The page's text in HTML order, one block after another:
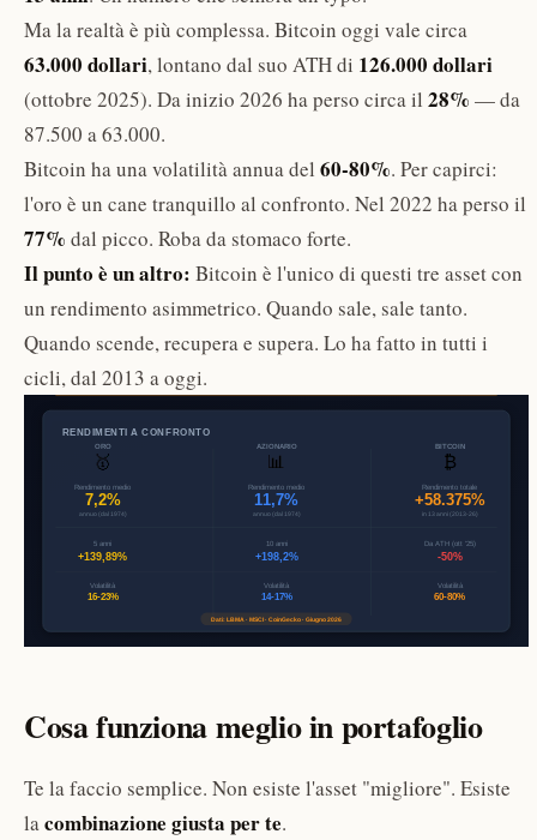
Ma la realtà è più complessa. Bitcoin oggi vale circa
63.000 dollari, lontano dal suo ATH di 126.000 dollari
(ottobre 2025). Da inizio 2026 ha perso circa il 28% — da
87.500 a 63.000.
Bitcoin ha una volatilità annua del 60-80%. Per capirci:
l'oro è un cane tranquillo al confronto. Nel 2022 ha perso il
77% dal picco. Roba da stomaco forte.
Il punto è un altro: Bitcoin è l'unico di questi tre asset con
un rendimento asimmetrico. Quando sale, sale tanto.
Quando scende, recupera e supera. Lo ha fatto in tutti i
cicli, dal 2013 a oggi.
Cosa funziona meglio in portafoglio
Te la faccio semplice. Non esiste l'asset "migliore". Esiste
lacombinazione giusta per te.